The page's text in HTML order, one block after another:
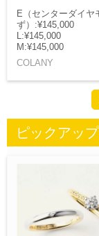
E（センターダイヤ
ず）:¥145,000
L:¥145,000
M:¥145,000
COLANY
ピックアッ